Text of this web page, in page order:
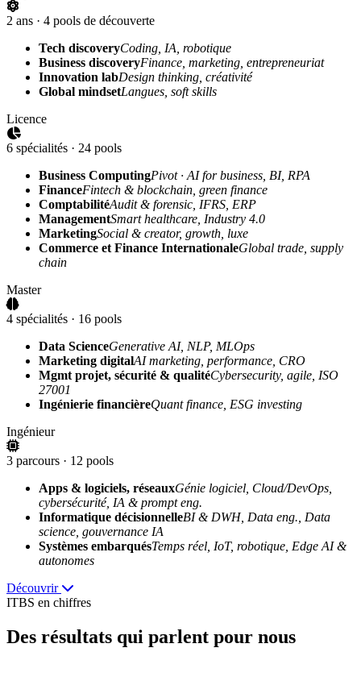
2 ans · 4 pools de découverte
Tech discoveryCoding, IA, robotique
Business discoveryFinance, marketing, entrepreneuriat
Innovation labDesign thinking, créativité
Global mindsetLangues, soft skills
Licence
6 spécialités · 24 pools
Business ComputingPivot · AI for business, BI, RPA
FinanceFintech & blockchain, green finance
ComptabilitéAudit & forensic, IFRS, ERP
ManagementSmart healthcare, Industry 4.0
MarketingSocial & creator, growth, luxe
Commerce et Finance InternationaleGlobal trade, supply
chain
Master
4 spécialités · 16 pools
Data ScienceGenerative AI, NLP, MLOps
Marketing digitalAI marketing, performance, CRO
Mgmt projet, sécurité & qualitéCybersecurity, agile, ISO
27001
Ingénierie financièreQuant finance, ESG investing
Ingénieur
3 parcours · 12 pools
Apps & logiciels, réseauxGénie logiciel, Cloud/DevOps,
cybersécurité, IA & prompt eng.
Informatique décisionnelleBI & DWH, Data eng., Data
science, gouvernance IA
Systèmes embarquésTemps réel, IoT, robotique, Edge AI &
autonomes
Découvrir
ITBS en chiffres
Des résultats qui parlent pour nous